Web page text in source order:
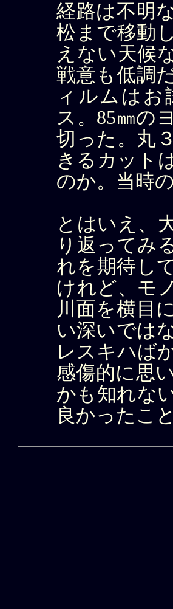
経路は不明
松まで移動
えない天候
戦意も低調
ィルムはお
ス。85㎜の
切った。丸
きるカット
のか。当時
とはいえ、
り返ってみ
れを期待し
けれど、モ
川面を横目
い深いでは
レスキハば
感傷的に思
かも知れな
良かったこ